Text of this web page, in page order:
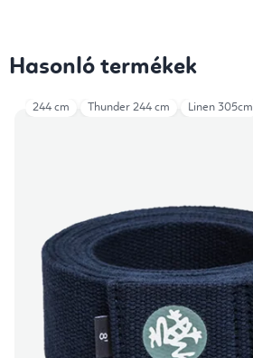
Hasonló termékek
244 cm Thunder 244 cm Linen 305cm